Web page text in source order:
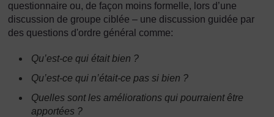
questionnaire ou, de façon moins formelle, lors d’une
discussion de groupe ciblée – une discussion guidée par
des questions d'ordre général comme:
Qu’est-ce qui était bien ?
Qu’est-ce qui n’était-ce pas si bien ?
Quelles sont les améliorations qui pourraient être
apportées ?